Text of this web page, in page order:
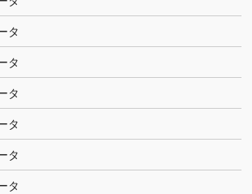
タ
タ
タ
タ
タ
タ